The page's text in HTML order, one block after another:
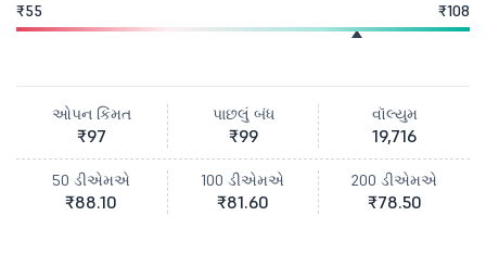
₹55 ₹108
ઓપન કિંમત
₹97
પાછલું બંધ
₹99
વૉલ્યુમ
19,716
50 ડીએમએ
₹88.10
100 ડીએમએ
₹81.60
200 ડીએમએ
₹78.50